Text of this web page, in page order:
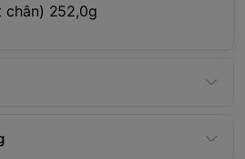
chân) 252,0g